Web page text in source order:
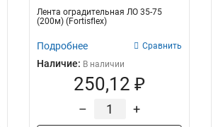
(200м) 81982
Лента оградительная ЛО 35-75
(200м) (Fortisflex)
Подробнее Сравнить
Наличие: В наличии
250,12 ₽
– +